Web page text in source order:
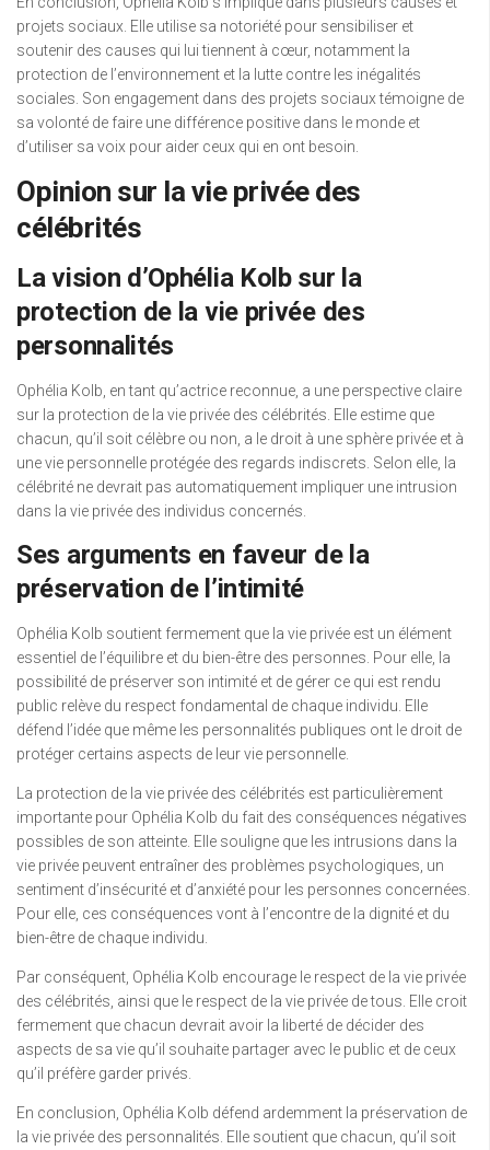
projets sociaux. Elle utilise sa notoriété pour sensibiliser et
soutenir des causes qui lui tiennent à cœur, notamment la
protection de l’environnement et la lutte contre les inégalités
sociales. Son engagement dans des projets sociaux témoigne de
sa volonté de faire une différence positive dans le monde et
d’utiliser sa voix pour aider ceux qui en ont besoin.
Opinion sur la vie privée des
célébrités
La vision d’Ophélia Kolb sur la
protection de la vie privée des
personnalités
Ophélia Kolb, en tant qu’actrice reconnue, a une perspective claire
sur la protection de la vie privée des célébrités. Elle estime que
chacun, qu’il soit célèbre ou non, a le droit à une sphère privée et à
une vie personnelle protégée des regards indiscrets. Selon elle, la
célébrité ne devrait pas automatiquement impliquer une intrusion
dans la vie privée des individus concernés.
Ses arguments en faveur de la
préservation de l’intimité
Ophélia Kolb soutient fermement que la vie privée est un élément
essentiel de l’équilibre et du bien-être des personnes. Pour elle, la
possibilité de préserver son intimité et de gérer ce qui est rendu
public relève du respect fondamental de chaque individu. Elle
défend l’idée que même les personnalités publiques ont le droit de
protéger certains aspects de leur vie personnelle.
La protection de la vie privée des célébrités est particulièrement
importante pour Ophélia Kolb du fait des conséquences négatives
possibles de son atteinte. Elle souligne que les intrusions dans la
vie privée peuvent entraîner des problèmes psychologiques, un
sentiment d’insécurité et d’anxiété pour les personnes concernées.
Pour elle, ces conséquences vont à l’encontre de la dignité et du
bien-être de chaque individu.
Par conséquent, Ophélia Kolb encourage le respect de la vie privée
des célébrités, ainsi que le respect de la vie privée de tous. Elle croit
fermement que chacun devrait avoir la liberté de décider des
aspects de sa vie qu’il souhaite partager avec le public et de ceux
qu’il préfère garder privés.
En conclusion, Ophélia Kolb défend ardemment la préservation de
la vie privée des personnalités. Elle soutient que chacun, qu’il soit